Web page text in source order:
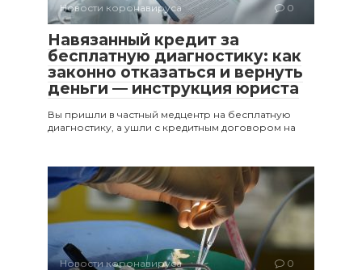
Новости коронавируса 0
Навязанный кредит за
бесплатную диагностику: как
законно отказаться и вернуть
деньги — инструкция юриста
Вы пришли в частный медцентр на бесплатную
диагностику, а ушли с кредитным договором на
Новости коронавируса 0